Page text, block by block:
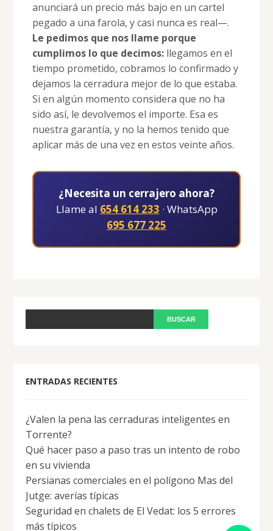
anunciará un precio más bajo en un cartel
pegado a una farola, y casi nunca es real—.
Le pedimos que nos llame porque
cumplimos lo que decimos:llegamos en el
tiempo prometido, cobramos lo confirmado y
dejamos la cerradura mejor de lo que estaba.
Si en algún momento considera que no ha
sido así, le devolvemos el importe. Esa es
nuestra garantía, y no la hemos tenido que
aplicar más de una vez en estos veinte años.
¿Necesita un cerrajero ahora?
Llame al 654 614 233 · WhatsApp
695 677 225
ENTRADAS RECIENTES
¿Valen la pena las cerraduras inteligentes en
Torrente?
Qué hacer paso a paso tras un intento de robo
en su vivienda
Persianas comerciales en el polígono Mas del
Jutge: averías típicas
Seguridad en chalets de El Vedat: los 5 errores
más típicos
y